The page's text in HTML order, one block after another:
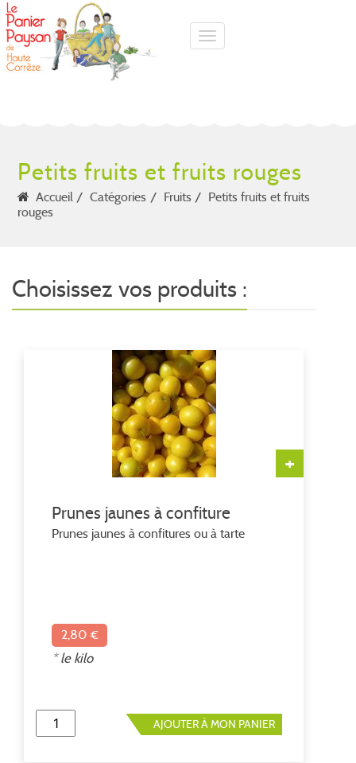
Toggle navigation
Petits fruits et fruits rouges
Accueil Catégories Fruits
Petits fruits et fruits
rouges
Choisissez vos produits :
+
Prunes jaunes à confiture
Prunes jaunes à confitures ou à tarte
2,80 €
* le kilo
AJOUTER À MON PANIER